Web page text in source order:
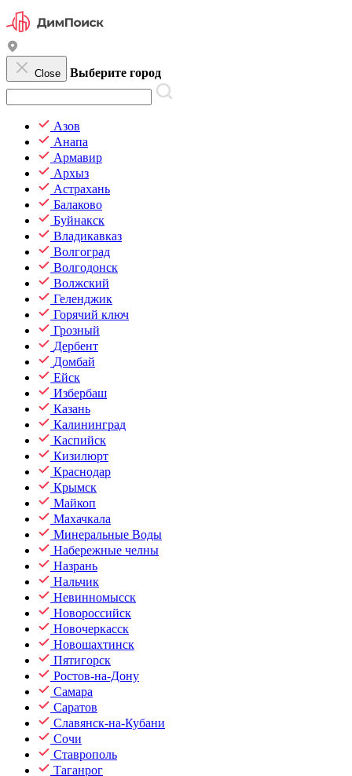
Close Выберите город
Азов
Анапа
Армавир
Архыз
Астрахань
Балаково
Буйнакск
Владикавказ
Волгоград
Волгодонск
Волжский
Геленджик
Горячий ключ
Грозный
Дербент
Домбай
Ейск
Избербаш
Казань
Калининград
Каспийск
Кизилюрт
Краснодар
Крымск
Майкоп
Махачкала
Минеральные Воды
Набережные челны
Назрань
Нальчик
Невинномысск
Новороссийск
Новочеркасск
Новошахтинск
Пятигорск
Ростов-на-Дону
Самара
Саратов
Славянск-на-Кубани
Сочи
Ставрополь
Таганрог